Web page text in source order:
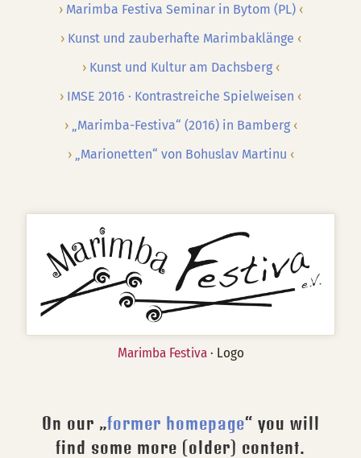
Marimba Festiva Seminar in Bytom (PL)
Kunst und zauberhafte Marimbaklänge
Kunst und Kultur am Dachsberg
IMSE 2016 · Kontrastreiche Spielweisen
„Marimba-Festiva“ (2016) in Bamberg
„Marionetten“ von Bohuslav Martinu
Marimba Festiva· Logo
On our „former homepage“ you will
find some more (older) content.